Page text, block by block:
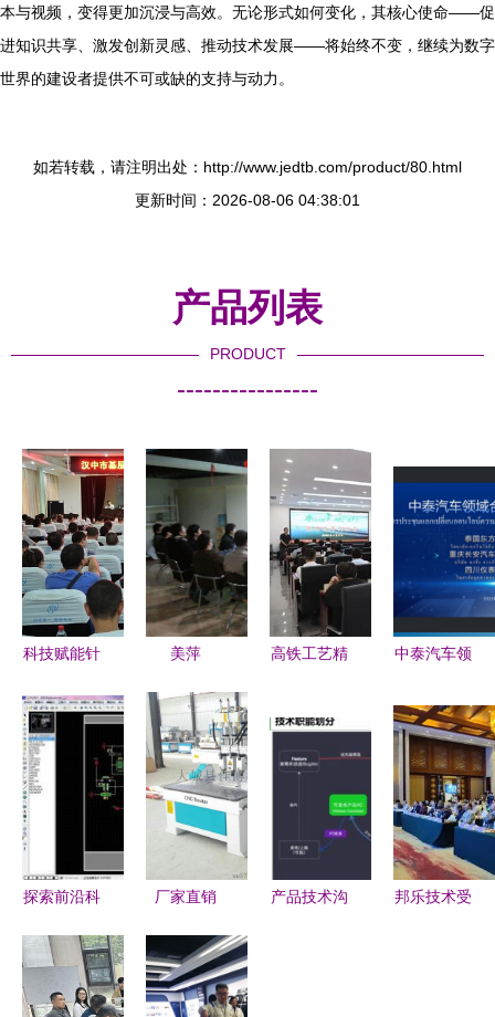
本与视频，变得更加沉浸与高效。无论形式如何变化，其核心使命——促
进知识共享、激发创新灵感、推动技术发展——将始终不变，继续为数字
世界的建设者提供不可或缺的支持与动力。
如若转载，请注明出处：http://www.jedtb.com/product/80.html
更新时间：2026-08-06 04:38:01
产品列表
PRODUCT
----------------
科技赋能针
军明主任参
与全市基层
医疗实用针
灸新技术交
流培训班
美萍
统软件开发
技术交流研
讨会 技术
革新与合作
高铁工艺精
山东高速工
程建设集团
摩会侧记
中泰汽车领
交流会 四
川仪表工业
学校成技术
合作桥梁
探索前沿科
度数字产品
技术交流社
厂家直销
序数控开料
机 高效木
产品技术沟
邦乐技术受